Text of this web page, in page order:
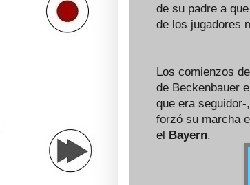
de su padre a
de los jugadores
Los comienzos
de Beckenbauer
que era
forzó su marcha
el Bayern.